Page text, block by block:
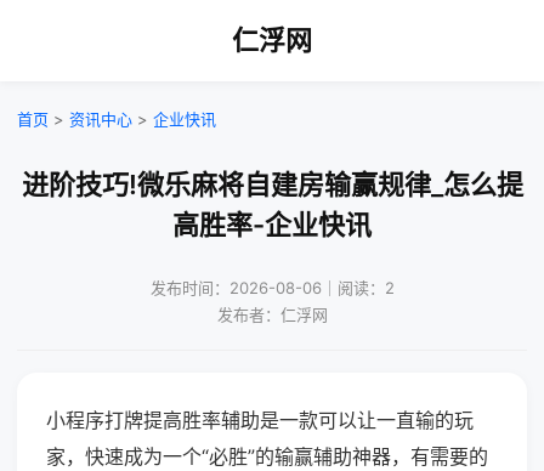
仁浮网
首页 > 资讯中心 > 企业快讯
进阶技巧!微乐麻将自建房输赢规律_怎么提
高胜率-企业快讯
发布时间：2026-08-06｜阅读：2
发布者：仁浮网
小程序打牌提高胜率辅助是一款可以让一直输的玩
家，快速成为一个“必胜”的输赢辅助神器，有需要的